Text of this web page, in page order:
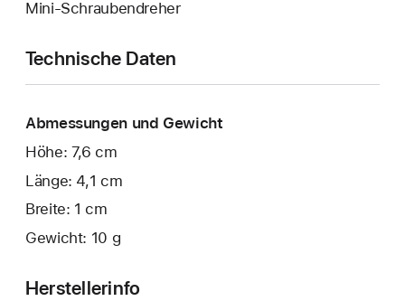
Mini-Schraubendreher
Technische Daten
Abmessungen und Gewicht
Höhe: 7,6 cm
Länge: 4,1 cm
Breite: 1 cm
Gewicht: 10 g
Herstellerinfo